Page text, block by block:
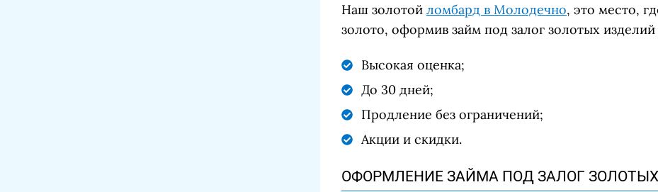
Наш золотой ломбард в Молодечно, это место,
золото, оформив займ под залог золотых
Высокая оценка;
До 30 дней;
Продление без ограничений;
Акции и скидки.
ОФОРМЛЕНИЕ ЗАЙМА ПОД ЗАЛОГ